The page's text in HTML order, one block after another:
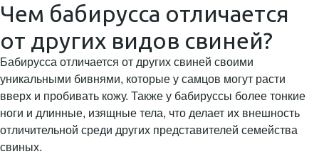
Чем бабирусса отличается
от других видов свиней?
Бабирусса отличается от других свиней своими
уникальными бивнями, которые у самцов могут расти
вверх и пробивать кожу. Также у бабируссы более тонкие
ноги и длинные, изящные тела, что делает их внешность
отличительной среди других представителей семейства
свиных.